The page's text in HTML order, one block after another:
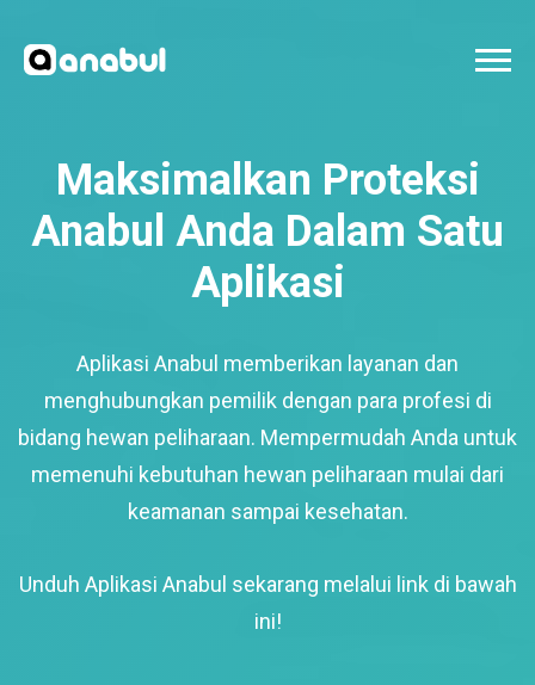
Maksimalkan Proteksi
Anabul Anda Dalam Satu
Aplikasi
Aplikasi Anabul memberikan layanan dan
menghubungkan pemilik dengan para profesi di
bidang hewan peliharaan. Mempermudah Anda untuk
memenuhi kebutuhan hewan peliharaan mulai dari
keamanan sampai kesehatan.
Unduh Aplikasi Anabul sekarang melalui link di bawah
ini!